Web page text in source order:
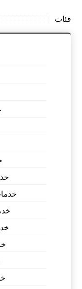
فئات